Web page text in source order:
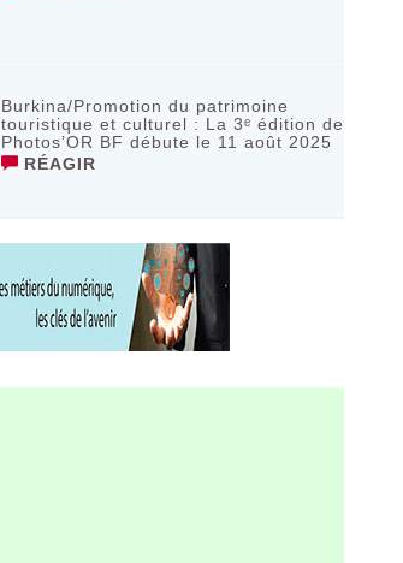
Burkina/Promotion du patrimoine
touristique et culturel : La 3ᵉ édition de
Photos’OR BF débute le 11 août 2025
RÉAGIR